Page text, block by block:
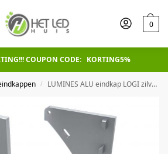
0
COUPON CODE: KORTING5%
/ LUMINES ALU eindkap LOGI zilveren schakels met gat links